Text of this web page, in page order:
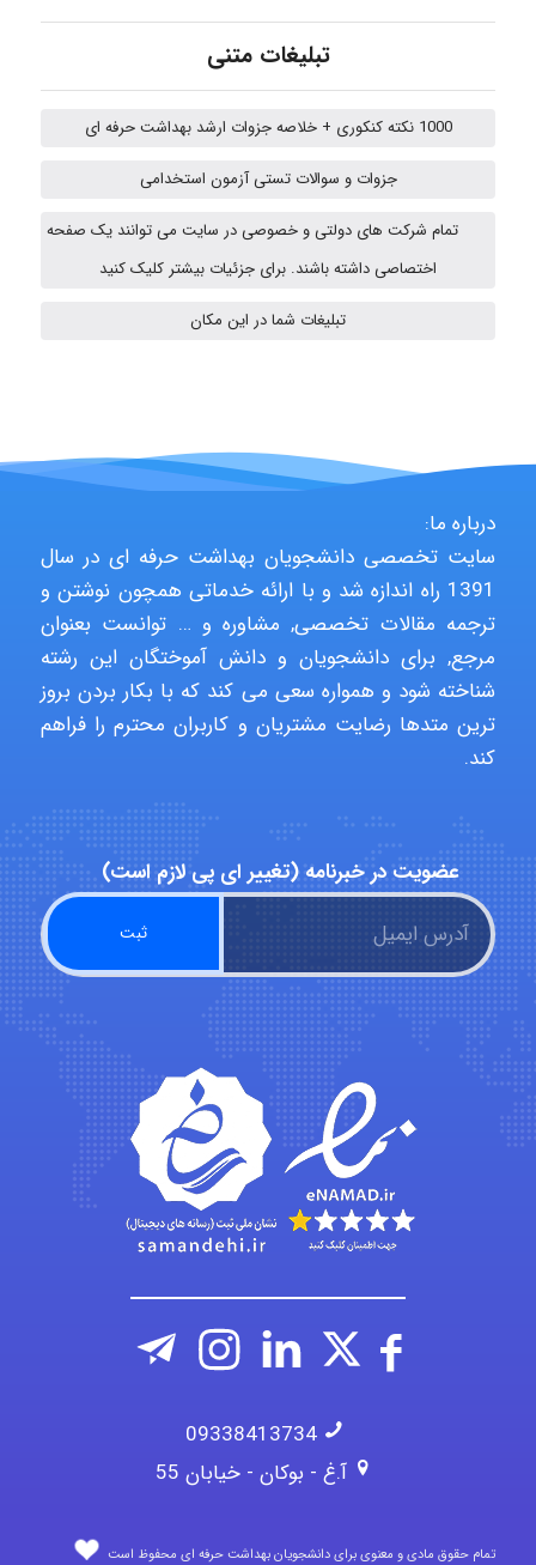
Arshiaaihsra
ABOALFZAL ZAREI
nima5534
Mohammad Abbasi HSE
ARAMOH12002
Hagar
monakh
Arshiaaihsra
ABOALFZAL ZAREI
تبلیغات متنی
1000 نکته کنکوری + خلاصه جزوات ارشد بهداشت حرفه ای
جزوات و سوالات تستی آزمون استخدامی
تمام شرکت های دولتی و خصوصی در سایت می توانند یک صفحه
اختصاصی داشته باشند. برای جزئیات بیشتر کلیک کنید
تبلیغات شما در این مکان
درباره ما:
سایت تخصصی دانشجویان بهداشت حرفه ای در سال
1391 راه اندازه شد و با ارائه خدماتی همچون نوشتن و
ترجمه مقالات تخصصی, مشاوره و … توانست بعنوان
مرجع, برای دانشجویان و دانش آموختگان این رشته
شناخته شود و همواره سعی می کند که با بکار بردن بروز
ترین متدها رضایت مشتریان و کاربران محترم را فراهم
کند.
عضویت در خبرنامه (تغییر ای پی لازم است)
09338413734
آ.غ - بوکان - خیابان 55
تمام حقوق مادی و معنوی برای دانشجویان بهداشت حرفه ای محفوظ است